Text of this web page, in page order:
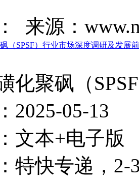
来源：
（SPSF）行业市场深度调研及发展
化聚砜（
2025-05-13
文本+电子版
特快专递，2-